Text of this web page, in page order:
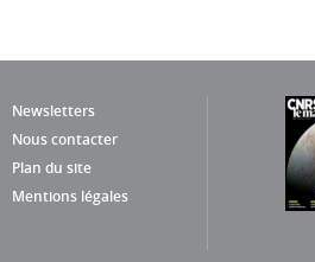
Newsletters
Nous contacter
Plan du site
Mentions légales